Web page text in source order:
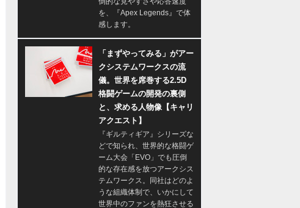
を、『Apex Legends』で体
感します。
「まずやってみる」がアー
クシステムワークスの流
儀。世界を席巻する2.5D
格闘ゲームの開発の裏側
と、求める人物像【キャリ
アクエスト】
『ギルティギア』シリーズな
どで知られ、世界的な格闘ゲ
ーム大会「EVO」でも圧倒
的な存在感を放つアークシス
テムワークス。同社はどのよ
うな組織体制で、いかにして
世界中のファンを熱狂させる